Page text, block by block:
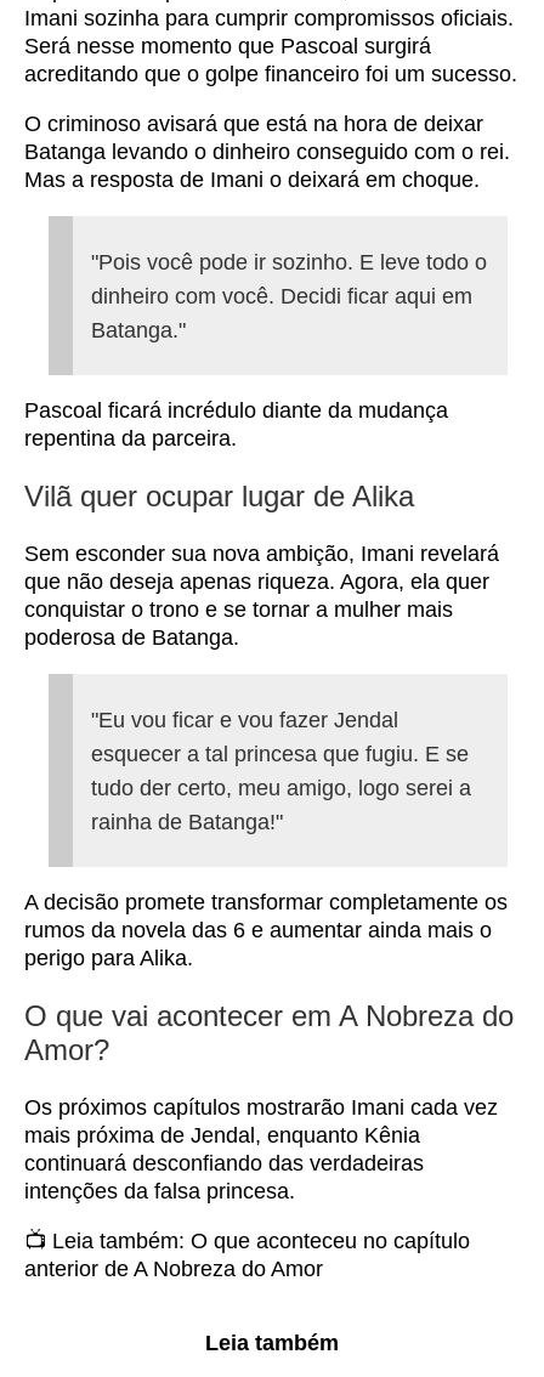
Imani sozinha para cumprir compromissos oficiais.
Será nesse momento que Pascoal surgirá
acreditando que o golpe financeiro foi um sucesso.
O criminoso avisará que está na hora de deixar
Batanga levando o dinheiro conseguido com o rei.
Mas a resposta de Imani o deixará em choque.
"Pois você pode ir sozinho. E leve todo o
dinheiro com você. Decidi ficar aqui em
Batanga."
Pascoal ficará incrédulo diante da mudança
repentina da parceira.
Vilã quer ocupar lugar de Alika
Sem esconder sua nova ambição, Imani revelará
que não deseja apenas riqueza. Agora, ela quer
conquistar o trono e se tornar a mulher mais
poderosa de Batanga.
"Eu vou ficar e vou fazer Jendal
esquecer a tal princesa que fugiu. E se
tudo der certo, meu amigo, logo serei a
rainha de Batanga!"
A decisão promete transformar completamente os
rumos da novela das 6 e aumentar ainda mais o
perigo para Alika.
O que vai acontecer em A Nobreza do
Amor?
Os próximos capítulos mostrarão Imani cada vez
mais próxima de Jendal, enquanto Kênia
continuará desconfiando das verdadeiras
intenções da falsa princesa.
📺 Leia também: O que aconteceu no capítulo
anterior de A Nobreza do Amor
Leia também